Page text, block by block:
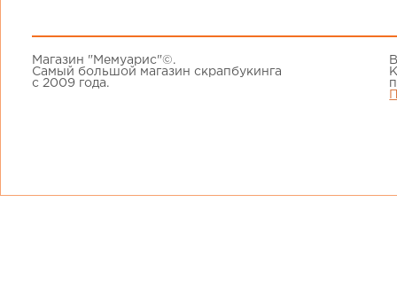
Магазин "Мемуарис"©.
Самый большой магазин скрапбукинга
с 2009 года.